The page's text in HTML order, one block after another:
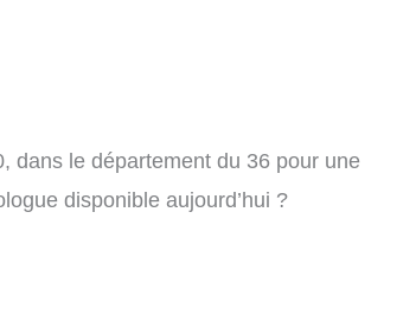
dans le département du 36 pour une
disponible aujourd’hui ?